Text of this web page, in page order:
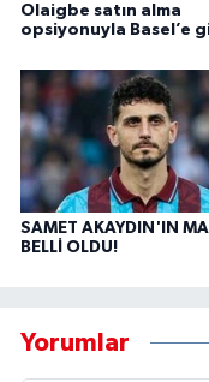
Olaigbe satın alma
opsiyonuyla Basel’e
SAMET AKAYDIN'IN
BELLİ OLDU!
Yorumlar